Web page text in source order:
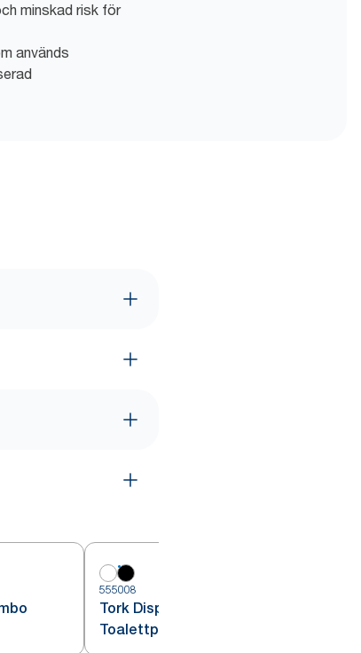
minskad risk för
används
555008
Tork Dispenser Mini Jumbo
Toalettpapper svart T2